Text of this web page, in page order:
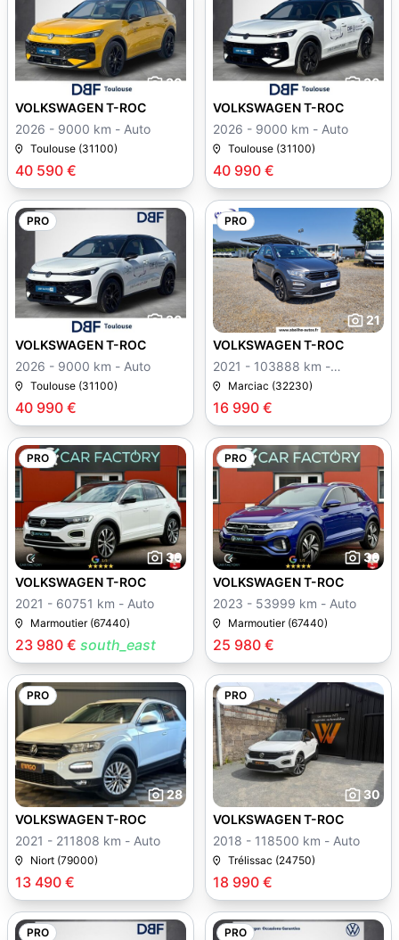
30
40 590 €
VOLKSWAGEN T-ROC
2026 - 9000 km - Auto
Toulouse (31100)
30
40 990 €
VOLKSWAGEN T-ROC
2026 - 9000 km - Auto
Toulouse (31100)
PRO
30
40 990 €
VOLKSWAGEN T-ROC
2026 - 9000 km - Auto
Toulouse (31100)
PRO
21
16 990 €
VOLKSWAGEN T-ROC
2021 - 103888 km -
Manuelle
Marciac (32230)
PRO
30
23 980 € south_east
VOLKSWAGEN T-ROC
2021 - 60751 km - Auto
Marmoutier (67440)
PRO
30
25 980 €
VOLKSWAGEN T-ROC
2023 - 53999 km - Auto
Marmoutier (67440)
PRO
28
13 490 €
VOLKSWAGEN T-ROC
2021 - 211808 km - Auto
Niort (79000)
PRO
30
18 990 €
VOLKSWAGEN T-ROC
2018 - 118500 km - Auto
Trélissac (24750)
PRO PRO